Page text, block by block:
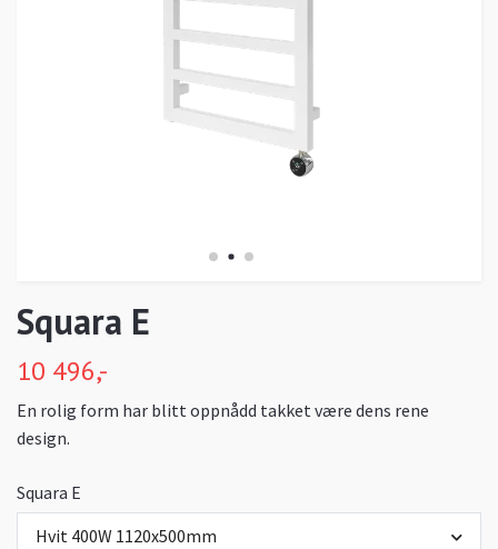
Squara E
10 496,-
En rolig form har blitt oppnådd takket være dens rene
design.
Squara E
Hvit 400W 1120x500mm